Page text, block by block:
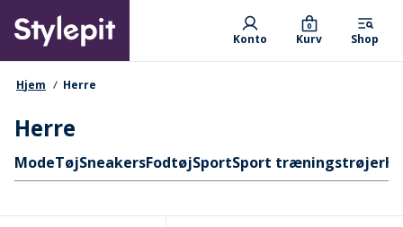
main
content
Primary departments
Konto Kurv
0
Shop
navigationssti
Hjem Herre
Herre
Hurtige links
ModeTøjSneakersFodtøjSportSport træningstrøjer